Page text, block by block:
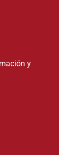
y